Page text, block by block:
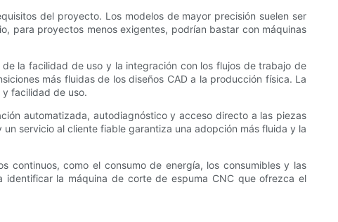
del proyecto. Los modelos de mayor precisión suelen ser
para proyectos menos exigentes, podrían bastar con máquinas
la facilidad de uso y la integración con los flujos de trabajo de
más fluidas de los diseños CAD a la producción física. La
facilidad de uso.
automatizada, autodiagnóstico y acceso directo a las piezas
servicio al cliente fiable garantiza una adopción más fluida y la
continuos, como el consumo de energía, los consumibles y las
la máquina de corte de espuma CNC que ofrezca el